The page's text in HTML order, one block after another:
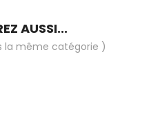
AUSSI...
la même catégorie )